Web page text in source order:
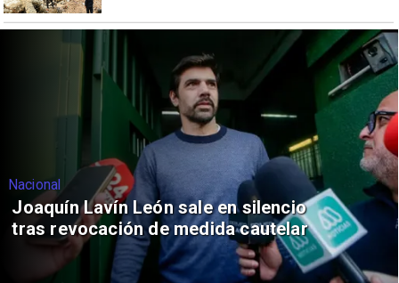
Nacional
Joaquín Lavín León sale en silencio
tras revocación de medida cautelar